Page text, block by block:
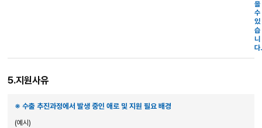
을
수
있
습
니
다.
5.지원사유
※ 수출 추진과정에서 발생 중인 애로 및 지원 필요 배경
(예시)